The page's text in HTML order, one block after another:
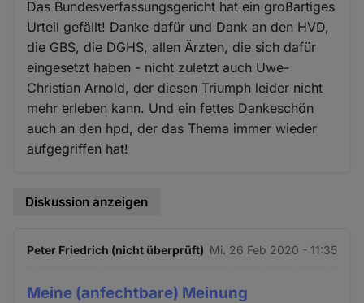
Das Bundesverfassungsgericht hat ein großartiges
Urteil gefällt! Danke dafür und Dank an den HVD,
die GBS, die DGHS, allen Ärzten, die sich dafür
eingesetzt haben - nicht zuletzt auch Uwe-
Christian Arnold, der diesen Triumph leider nicht
mehr erleben kann. Und ein fettes Dankeschön
auch an den hpd, der das Thema immer wieder
aufgegriffen hat!
Diskussion anzeigen
Peter Friedrich (nicht überprüft) Mi. 26 Feb 2020 - 11:35
Meine (anfechtbare) Meinung